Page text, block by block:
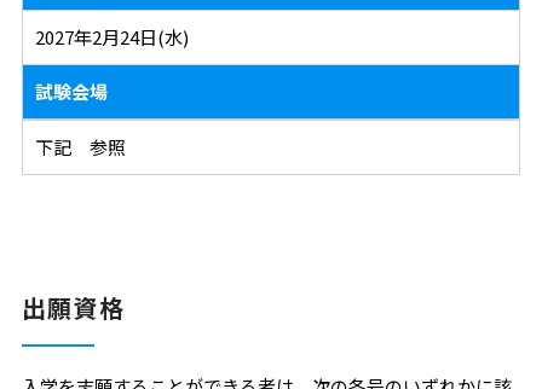
2027年2月24日(水)
試験会場
下記 参照
出願資格